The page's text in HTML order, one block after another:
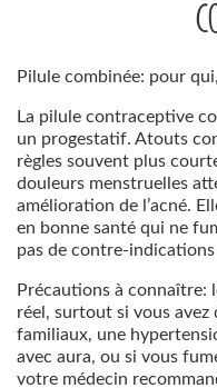
Pilule combinée: pour
La pilule contraceptive
un progestatif. Atouts
règles souvent plus
douleurs menstruelles
amélioration de l’acné.
en bonne santé qui ne
pas de contre-
Précautions à connaître:
réel, surtout si vous avez
familiaux, une
avec aura, ou si vous
votre médecin